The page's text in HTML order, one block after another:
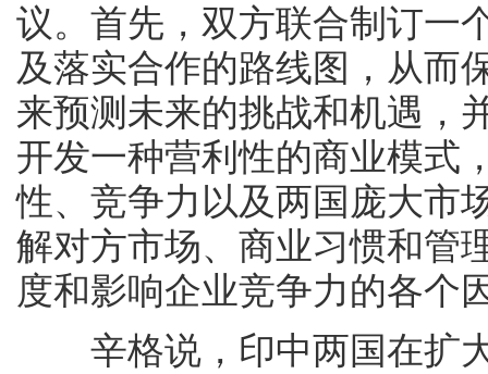
议。首先，双方联合制订一
及落实合作的路线图，从而
来预测未来的挑战和机遇，
开发一种营利性的商业模式
性、竞争力以及两国庞大市
解对方市场、商业习惯和管
度和影响企业竞争力的各个
辛格说，印中两国在扩大